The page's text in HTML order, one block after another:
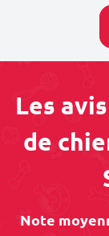
Les
de
Note